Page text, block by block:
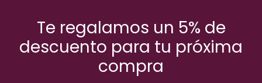
Te regalamos un 5% de
descuento para tu próxima
compra